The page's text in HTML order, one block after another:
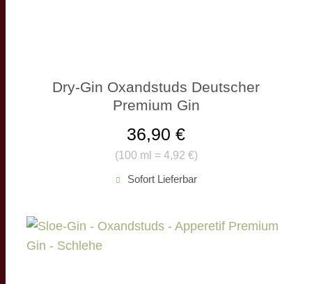
Dry-Gin Oxandstuds Deutscher
Premium Gin
(100 ml = 4,92 €)
36,90 €
Sofort Lieferbar